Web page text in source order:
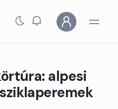
alpesi